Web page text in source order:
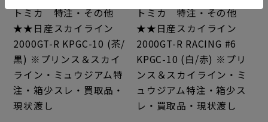
トミカ 特注・その他
★★日産スカイライン
2000GT-R KPGC-10 (茶/
黒) ※プリンス＆スカイ
ライン・ミュウジアム特
注・箱少スレ・買取品・
現状渡し
トミカ 特注・その他
★★日産スカイライン
2000GT-R RACING #6
KPGC-10 (白/赤) ※プリ
ンス＆スカイライン・ミ
ュウジアム特注・箱少ス
レ・買取品・現状渡し